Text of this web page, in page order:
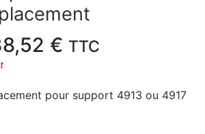
:
€.
€ Le
est :
TTC
pour support 4913 ou 4917